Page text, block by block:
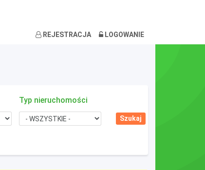
REJESTRACJA LOGOWANIE
Typ nieruchomości